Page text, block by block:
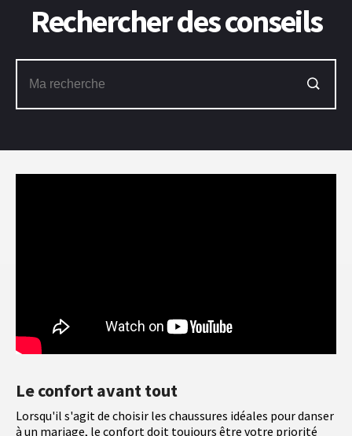
Le confort avant tout
Lorsqu'il s'agit de choisir les chaussures idéales pour danser
à un mariage, le confort doit toujours être votre priorité
Rechercher des conseils